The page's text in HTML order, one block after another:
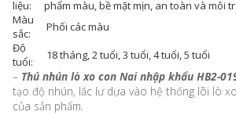
liệu:
phẩm màu, bề mặt mịn, an toàn và môi
Màu
sắc:
Phối các màu
Độ
tuổi:
18 tháng, 2 tuổi, 3 tuổi, 4 tuổi, 5 tuổi
– Thú nhún lò xo con Nai nhập khẩu HB2-
tạo độ nhún, lắc lư dựa vào hệ thống lõi lò
của sản phẩm.